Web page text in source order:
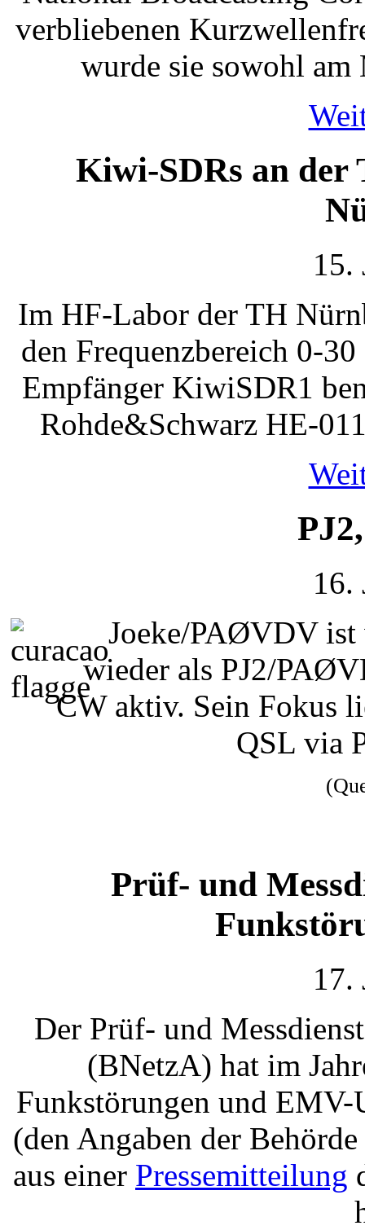
verbliebenen
wurde sie sowohl am
Kiwi-SDRs an der
15.
Im HF-Labor der TH
den Frequenzbereich 0-
Empfänger KiwiSDR1
Rohde&Schwarz HE-
16.
Joeke/PAØVDV ist
wieder als PJ2/
CW aktiv. Sein Fokus
QSL via
Prüf- und
17.
Der Prüf- und
(BNetzA) hat im
Funkstörungen und
(den Angaben der
aus einer Pressemitteilung